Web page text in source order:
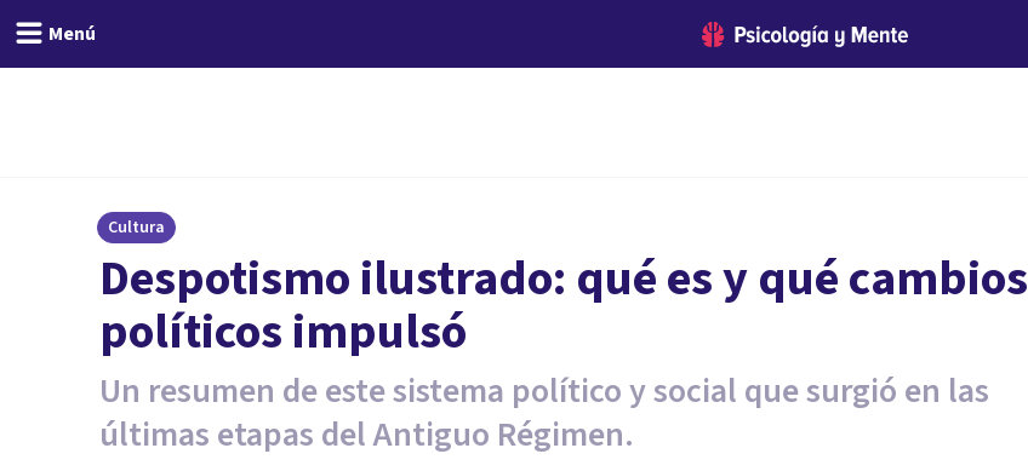
Menú
Cultura
Despotismo ilustrado: qué es y qué cambios
políticos impulsó
Un resumen de este sistema político y social que surgió en las
últimas etapas del Antiguo Régimen.